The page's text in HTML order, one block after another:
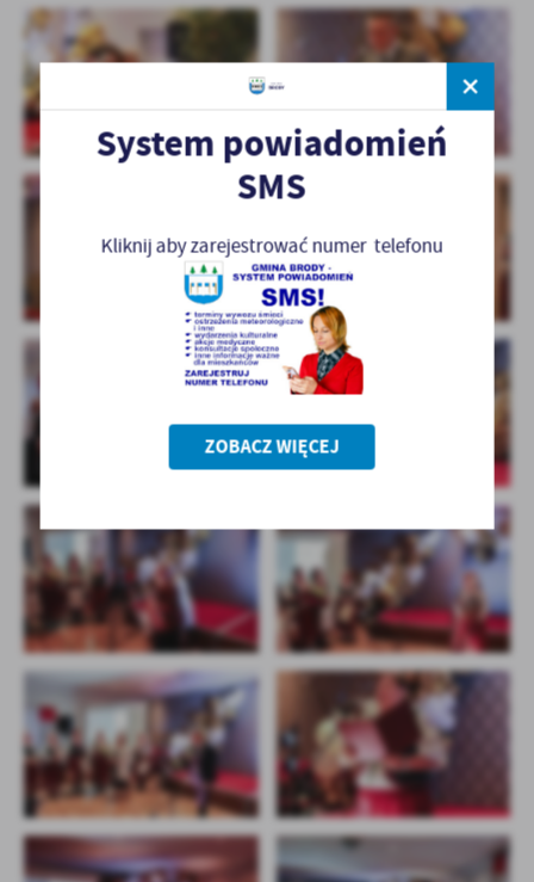
System powiadomień
SMS
Kliknij aby zarejestrować numer telefonu
ZOBACZ WIĘCEJ